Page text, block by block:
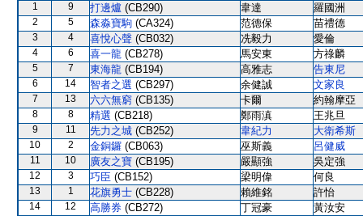
1 9 打邊爐 (CB290) 韋達 羅國洲
2 5 森淼寶駒 (CA324) 范德保 苗禮德
3 4 喜悅心聲 (CB032) 冼毅力 愛倫
4 6 喜一龍 (CB278) 馬安東 方祿麟
5 7 東海龍 (CB194) 高雅志 告東尼
6 14 智者之選 (CB297) 余健誠 文家良
7 13 六六無窮 (CB135) 卡爾 約翰摩亞
8 8 精選 (CB218) 鄭雨滇 王兆旦
9 11 先力之城 (CB252) 韋紀力 大衛希斯
10 2 金銅鑼 (CB063) 巫斯義 呂健威
11 10 廣友之寶 (CB195) 嚴顯強 吳定強
12 3 巧臣 (CB152) 梁明偉 何良
13 1 花旗勇士 (CB228) 賴維銘 許怡
14 12 高勝券 (CB272) 丁冠豪
黃汝安